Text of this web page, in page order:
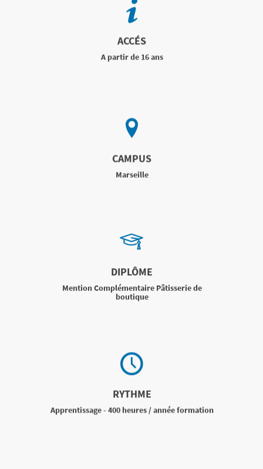
ACCÉS
A partir de 16 ans
CAMPUS
Marseille
DIPLÔME
Mention Complémentaire Pâtisserie de
boutique
RYTHME
Apprentissage - 400 heures / année formation